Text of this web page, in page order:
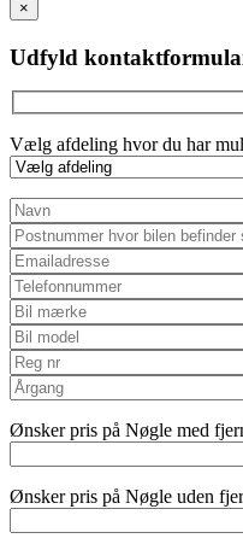
field
empty.
×
Udfyld
Vælg afdeling hvor du har
Ønsker pris på Nøgle med
Ønsker pris på Nøgle uden